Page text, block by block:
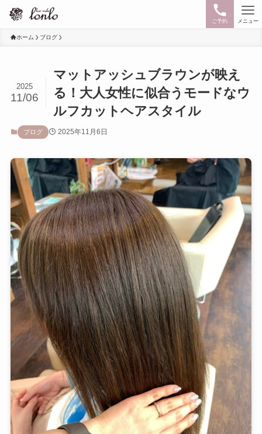
ご予約 メニュー
ホーム ブログ
マットアッシュブラウンが映え
る！大人女性に似合うモードなウ
ルフカットヘアスタイル
2025
11/06
ブログ 2025年11月6日